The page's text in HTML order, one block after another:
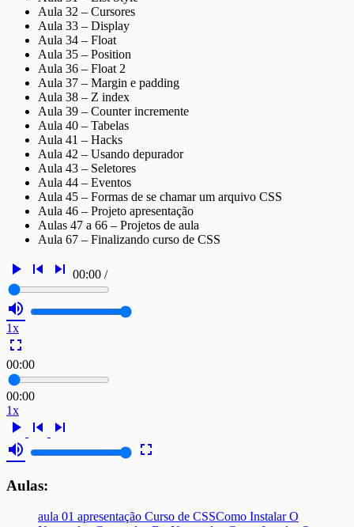
Aula 32 – Cursores
Aula 33 – Display
Aula 34 – Float
Aula 35 – Position
Aula 36 – Float 2
Aula 37 – Margin e padding
Aula 38 – Z index
Aula 39 – Counter incremente
Aula 40 – Tabelas
Aula 41 – Hacks
Aula 42 – Usando depurador
Aula 43 – Seletores
Aula 44 – Eventos
Aula 45 – Formas de se chamar um arquivo CSS
Aula 46 – Projeto apresentação
Aulas 47 a 66 – Projetos de aula
Aula 67 – Finalizando curso de CSS
play_arrow skip_previous skip_next 00:00 /
volume_up
1x
fullscreen
00:00
00:00
1x
play_arrow skip_previous
skip_next
volume_up
fullscreen
Aulas:
aula 01 apresentação Curso de CSSComo Instalar O